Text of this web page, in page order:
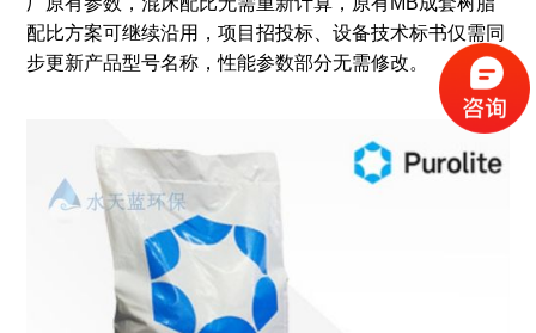
配比方案可继续沿用，项目招投标、设备技术标书仅需同
步更新产品型号名称，性能参数部分无需修改。